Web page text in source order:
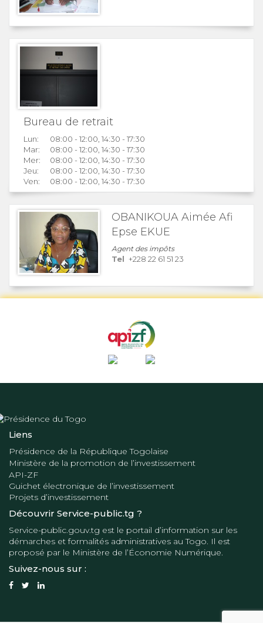
Bureau de retrait
Lun:
08:00 - 12:00, 14:30 - 17:30
Mar:
08:00 - 12:00, 14:30 - 17:30
Mer:
08:00 - 12:00, 14:30 - 17:30
Jeu:
08:00 - 12:00, 14:30 - 17:30
Ven:
08:00 - 12:00, 14:30 - 17:30
OBANIKOUA Aimée Afi
Epse EKUE
Agent des impôts
Tel +228 22 61 51 23
Liens
Présidence de la République Togolaise
Ministère de la promotion de l’investissement
API-ZF
Guichet électronique de l’investissement
Projets d’investissement
Découvrir Service-public.tg ?
Service-public.gouv.tg est le portail d’information sur les
démarches et formalités administratives au Togo. Il est
proposé par le Ministère de l’Économie Numérique.
Suivez-nous sur :